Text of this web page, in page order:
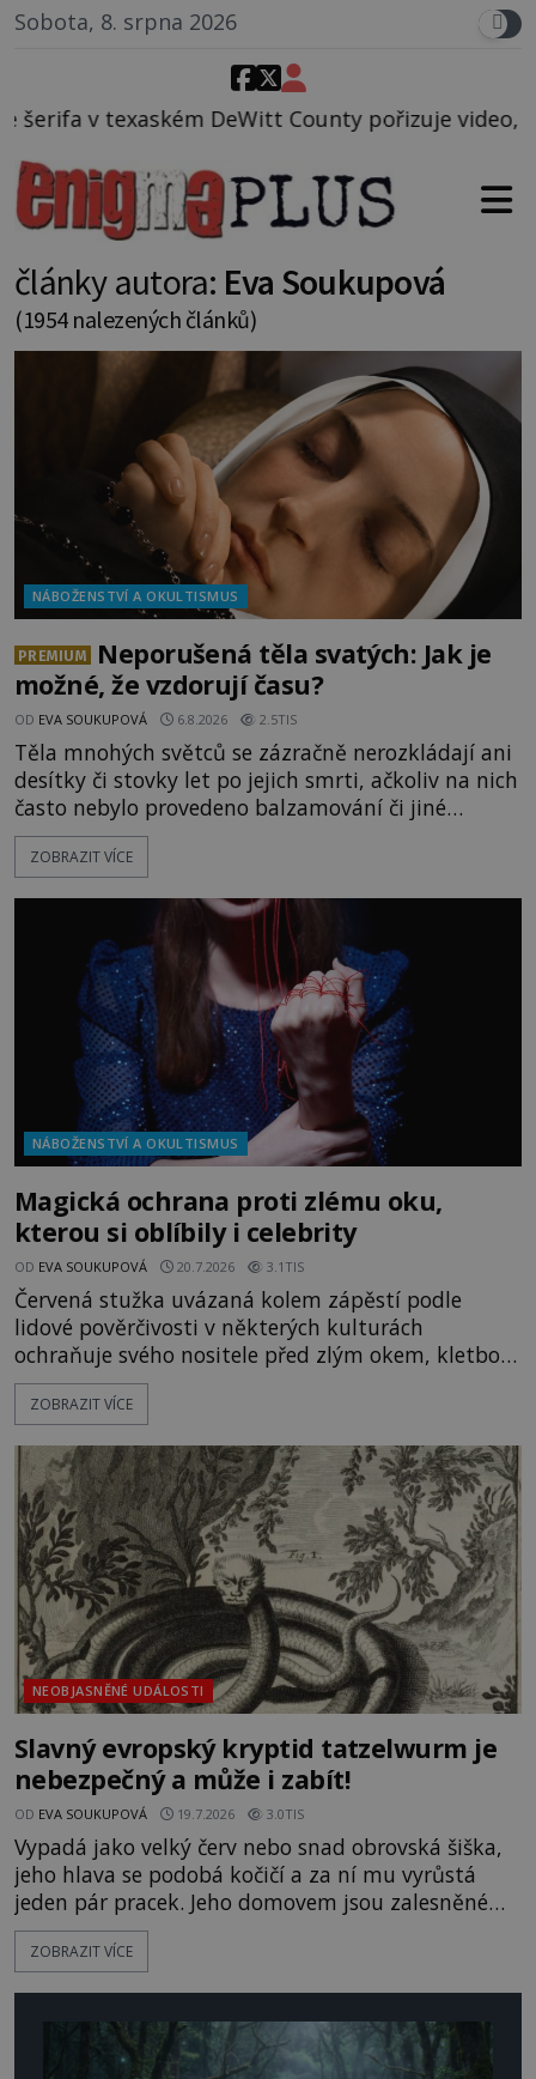
Sobota, 8. srpna 2026
DeWitt County pořizuje video, na kterém před
články autora: Eva Soukupová
(1954 nalezených článků)
NÁBOŽENSTVÍ A OKULTISMUS
PREMIUM
Neporušená těla svatých: Jak je
možné, že vzdorují času?
OD EVA SOUKUPOVÁ 6.8.2026 2.5TIS
Těla mnohých světců se zázračně nerozkládají ani
desítky či stovky let po jejich smrti, ačkoliv na nich
často nebylo provedeno balzamování či jiné
pokusy o konzervaci. Neporušené ostatky bývají
považovány za důkaz svatosti zemřelých. Jaké
osobností ochraňují? Na hřbitově u kláštera
Milosrdných
ZOBRAZIT VÍCE
NÁBOŽENSTVÍ A OKULTISMUS
Magická ochrana proti zlému oku,
kterou si oblíbily i celebrity
OD EVA SOUKUPOVÁ 20.7.2026 3.1TIS
Červená stužka uvázaná kolem zápěstí podle
lidové pověrčivosti v některých kulturách
ochraňuje svého nositele před zlým okem, kletbou,
která může přivodit neštěstí či nemoc. S tímto
nenápadným symbolem magické ochrany lze
nebo Leonarda DiCapria. Na Blízkém východě a v
židovských komunitách po celém světě, je
ZOBRAZIT VÍCE
NEOBJASNĚNÉ UDÁLOSTI
Slavný evropský kryptid tatzelwurm je
nebezpečný a může i zabít!
OD EVA SOUKUPOVÁ 19.7.2026 3.0TIS
Vypadá jako velký červ nebo snad obrovská šiška,
jeho hlava se podobá kočičí a za ní mu vyrůstá
jeden pár pracek. Jeho domovem jsou zalesněné
vrcholky Alp, přičemž některá obzvláště
dramatická svědectví přicházejí ze sousedního
červ“, což zcela vystihuje jeho podiv
ZOBRAZIT VÍCE